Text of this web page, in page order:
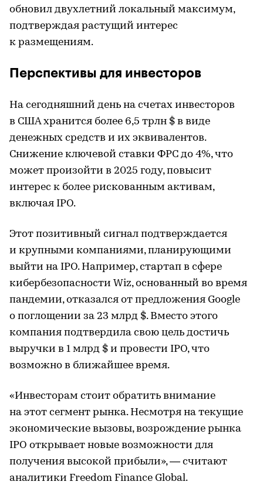
обновил двухлетний локальный максимум,
подтверждая растущий интерес
к размещениям.
Перспективы для инвесторов
На сегодняшний день на счетах инвесторов
в США хранится более 6,5 трлн $ в виде
денежных средств и их эквивалентов.
Снижение ключевой ставки ФРС до 4%, что
может произойти в 2025 году, повысит
интерес к более рискованным активам,
включая IPO.
Этот позитивный сигнал подтверждается
и крупными компаниями, планирующими
выйти на IPO. Например, стартап в сфере
кибербезопасности Wiz, основанный во время
пандемии, отказался от предложения Google
о поглощении за 23 млрд $. Вместо этого
компания подтвердила свою цель достичь
выручки в 1 млрд $ и провести IPO, что
возможно в ближайшее время.
«Инвесторам стоит обратить внимание
на этот сегмент рынка. Несмотря на текущие
экономические вызовы, возрождение рынка
IPO открывает новые возможности для
получения высокой прибыли», — считают
аналитики Freedom Finance Global.